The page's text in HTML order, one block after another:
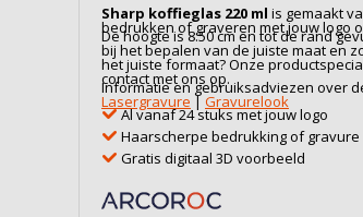
Sharp koffieglas 220 ml is gemaakt
bedrukken of graveren met jouw logo
De hoogte is 8.50 cm en tot de rand
bij het bepalen van de juiste maat en
het juiste formaat? Onze
contact met ons op.
Informatie en gebruiksadviezen over
Lasergravure |Gravurelook
Al vanaf 24 stuks met jouw logo
Haarscherpe bedrukking of gravure
Gratis digitaal 3D voorbeeld